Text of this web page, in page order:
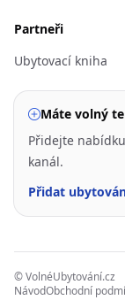
Partneři
Ubytovací kniha
Máte volný
Přidejte
kanál.
Přidat
© VolnéUbytování.cz
NávodObchodní